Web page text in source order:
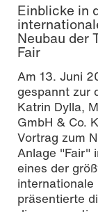
Einblicke in
Neubau der
Fair
Am 13. Juni
gespannt zur
Katrin Dylla,
GmbH & Co.
Vortrag zum
Anlage "Fair"
eines der
internationale
präsentierte